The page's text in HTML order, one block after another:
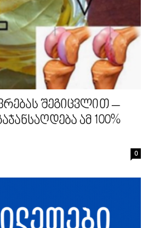
შეგიცვლით –
ამ 100%
0